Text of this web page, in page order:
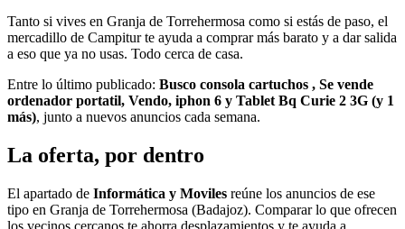
Tanto si vives en Granja de Torrehermosa como si estás de paso, el
mercadillo de Campitur te ayuda a comprar más barato y a dar salida
a eso que ya no usas. Todo cerca de casa.
Entre lo último publicado: Busco consola cartuchos , Se vende
ordenador portatil, Vendo, iphon 6 y Tablet Bq Curie 2 3G (y 1
más), junto a nuevos anuncios cada semana.
La oferta, por dentro
El apartado de Informática y Moviles reúne los anuncios de ese
tipo en Granja de Torrehermosa (Badajoz). Comparar lo que ofrecen